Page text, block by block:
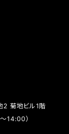
2 菊地ビル1階
14:00）